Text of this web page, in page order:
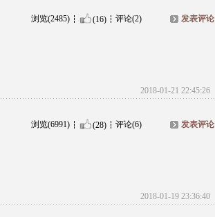
浏览(2485) (16) 评论(2) 发表评论
2018-01-21 22:45:26
浏览(6991) (28) 评论(6) 发表评论
2018-01-19 23:36:40